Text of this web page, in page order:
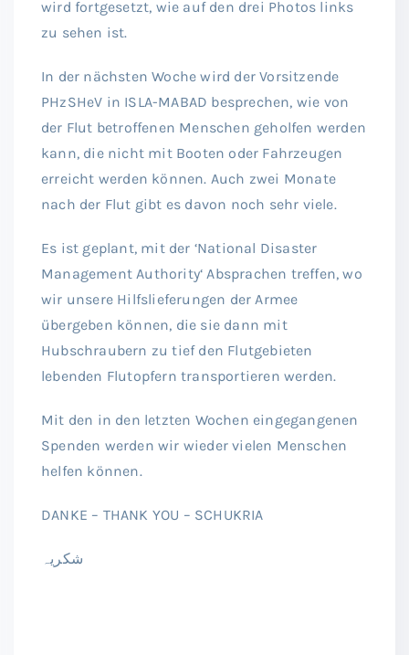
wird fortgesetzt, wie auf den drei Photos links
zu sehen ist.
In der nächsten Woche wird der Vorsitzende
PHzSHeV in ISLA-MABAD besprechen, wie von
der Flut betroffenen Menschen geholfen werden
kann, die nicht mit Booten oder Fahrzeugen
erreicht werden können. Auch zwei Monate
nach der Flut gibt es davon noch sehr viele.
Es ist geplant, mit der ‘National Disaster
Management Authority‘ Absprachen treffen, wo
wir unsere Hilfslieferungen der Armee
übergeben können, die sie dann mit
Hubschraubern zu tief den Flutgebieten
lebenden Flutopfern transportieren werden.
Mit den in den letzten Wochen eingegangenen
Spenden werden wir wieder vielen Menschen
helfen können.
DANKE – THANK YOU – SCHUKRIA
شکریہ